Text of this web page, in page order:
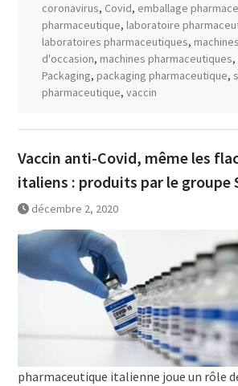
coronavirus, Covid, emballage
pharmaceutique, laboratoire
laboratoires pharmaceutiques,
d'occasion, machines pharmaceutiques,
Packaging, packaging pharmaceutique,
pharmaceutique, vaccin
Vaccin anti-Covid, même les
italiens : produits par le groupe
décembre 2, 2020
pharmaceutique italienne joue un rôle